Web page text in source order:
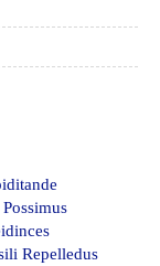
Repelledus